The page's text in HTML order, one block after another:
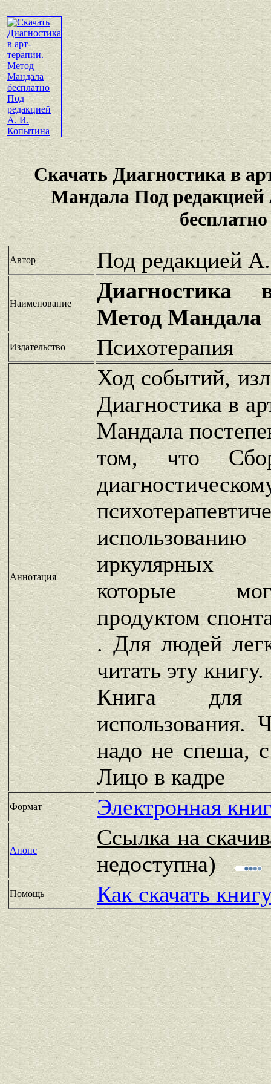
Скачать Диагностика в
Мандала Под
бесплатно
Автор Под редакцией
Наименование
Диагностика
Метод Мандала
Издательство Психотерапия
Аннотация
Ход событий,
Диагностика в
Мандала
том, что
иркулярных
которые
продуктом
. Для людей
читать эту книгу.
Книга для
использования.
надо не спеша, с
Лицо в кадре
Формат Электронная
Анонс
Ссылка на
недоступна)
Помощь Как скачать